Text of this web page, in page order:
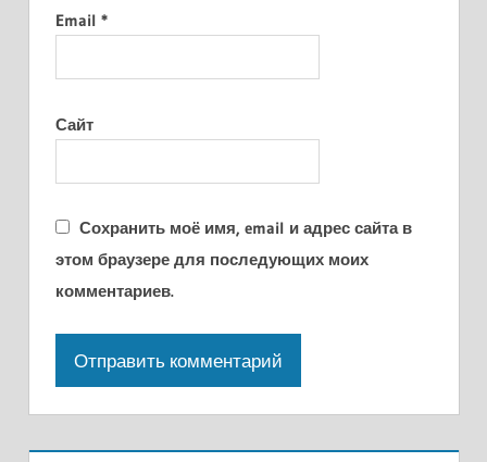
Email *
Сайт
Сохранить моё имя, email и адрес сайта в
этом браузере для последующих моих
комментариев.